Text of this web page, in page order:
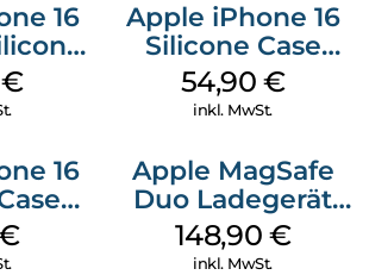
16
€
Apple iPhone 16
Silicone Case
MagSafe Lake
Green
54,90 €
inkl. MwSt.
16
Apple MagSafe
Duo Ladegerät
Weiß
148,90 €
inkl. MwSt.